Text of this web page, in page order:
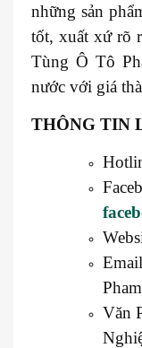
những sản
tốt, xuất xứ rõ
Tùng Ô Tô
nước với giá
THÔNG TIN
Văn